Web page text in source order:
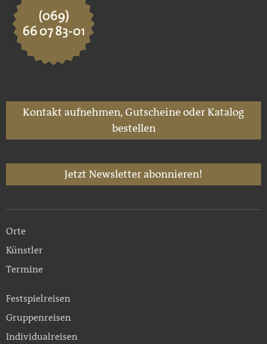
Kontakt aufnehmen, Gutscheine oder Katalog
bestellen
Jetzt Newsletter abonnieren!
Orte
Künstler
Termine
Festspielreisen
Gruppenreisen
Individualreisen